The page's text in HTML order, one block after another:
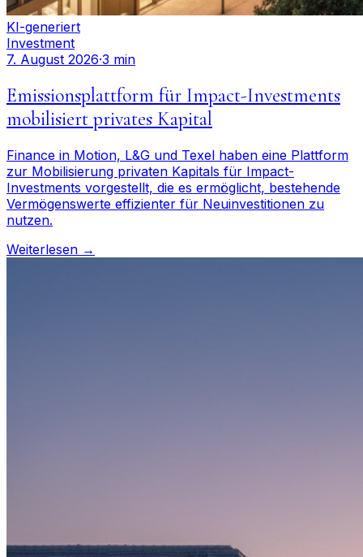
KI-generiert
Investment
7. August 2026·3 min
Emissionsplattform für Impact-Investments
mobilisiert privates Kapital
Finance in Motion, L&G und Texel haben eine Plattform
zur Mobilisierung privaten Kapitals für Impact-
Investments vorgestellt, die es ermöglicht, bestehende
Vermögenswerte effizienter für Neuinvestitionen zu
nutzen.
Weiterlesen →